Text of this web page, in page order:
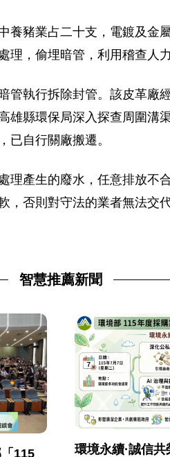
養豬業占二十支，電鍍及金
，偷埋暗管，利用稽查人
管執行拆除封管。該皮革廠
雄縣環保局深入探查周圍溝
已自行關廠搬遷。
理產生的廢水，任意排放不
否則對守法的業者無法交
智慧推薦新聞
115 環境永續·誠信